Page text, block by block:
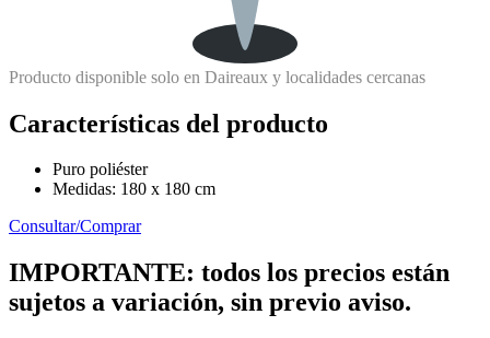
Producto disponible solo en Daireaux y localidades cercanas
Características del producto
Puro poliéster
Medidas: 180 x 180 cm
Consultar/Comprar
IMPORTANTE: todos los precios están
sujetos a variación, sin previo aviso.